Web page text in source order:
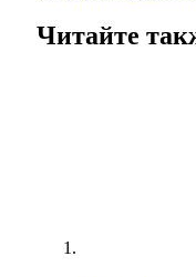
Читайте